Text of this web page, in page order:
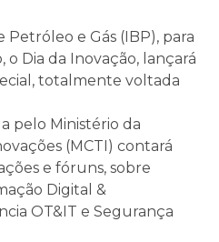
e Gás (IBP), para
Dia da Inovação, lançará
totalmente voltada
pelo Ministério da
(MCTI) contará
e fóruns, sobre
Digital &
OT&IT e Segurança